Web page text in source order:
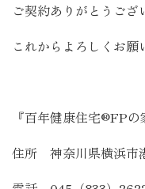
ご契約ありがとうござ
これからよろしくお願
『百年健康住宅®FP
住所 神奈川県横浜市